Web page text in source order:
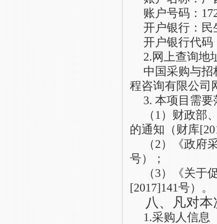
账户号码：
开户银行：民
开户银行代码
2.网上查询地
中国采购与招
程咨询有限公司
3. 本项目需要
（1）财政部
的通知（财库
（2）《政府
号）；
（3）《关于
[2017]141号）。
八、凡对
1.采购人信息